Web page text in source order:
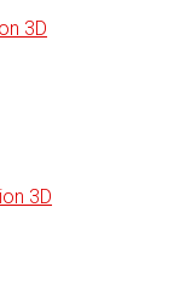
3D
3D